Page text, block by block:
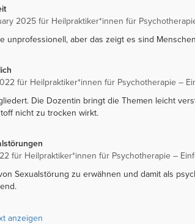
2025 für Heilpraktiker*innen für
unprofessionell, aber das zeigt es sind
für Heilpraktiker*innen für Psychotherapie –
Die Dozentin bringt die Themen leicht
nicht zu trocken wirkt.
für Heilpraktiker*innen für Psychotherapie –
Sexualstörung zu erwähnen und damit als
anzeigen